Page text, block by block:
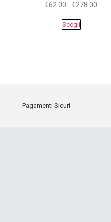
€62.00 - €278.00
Scegli
Pagamenti Sicuri